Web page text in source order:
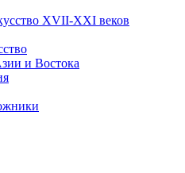
XVII-XXI веков
и Востока